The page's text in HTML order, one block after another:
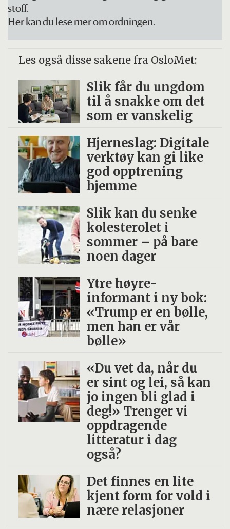
stoff.
Her kan du lese mer om ordningen.
Les også disse sakene fra OsloMet:
Slik får du ungdom
til å snakke om det
som er vanskelig
Hjerneslag: Digitale
verktøy kan gi like
god opptrening
hjemme
Slik kan du senke
kolesterolet i
sommer – på bare
noen dager
Ytre høyre-
informant i ny bok:
«Trump er en bølle,
men han er vår
bølle»
«Du vet da, når du
er sint og lei, så kan
jo ingen bli glad i
deg!» Trenger vi
oppdragende
litteratur i dag
også?
Det finnes en lite
kjent form for vold i
nære relasjoner